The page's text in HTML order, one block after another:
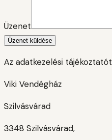
Üzenet
Üzenet küldése
Az adatkezelési tájékoztatót
Viki Vendégház
Szilvásvárad
3348 Szilvásvárad,